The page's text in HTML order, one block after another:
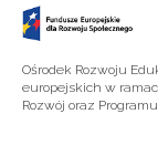
Ośrodek Rozwoju
europejskich w
Rozwój oraz